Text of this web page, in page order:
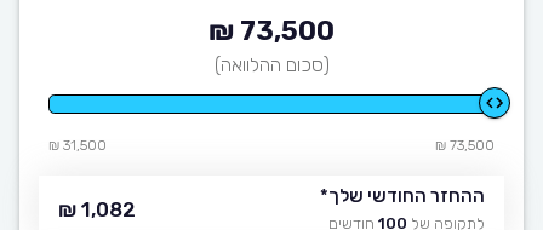
73,500 ₪
(סכום ההלוואה)
73,500 ₪
31,500 ₪
ההחזר החודשי שלך*
לתקופה של 100 חודשים
1,082 ₪